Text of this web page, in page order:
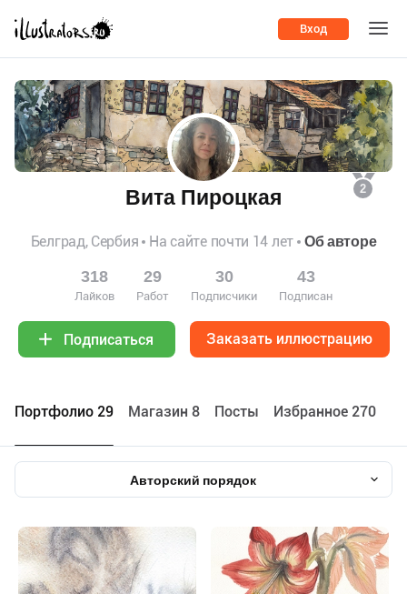
Вход
2
Вита Пироцкая
Белград, Сербия На сайте почти 14 лет Об авторе
318
Лайков
29
Работ
30
Подписчики
43
Подписан
Подписаться Заказать иллюстрацию
Портфолио 29 Maгазин 8 Посты Избранное 270
Авторский порядок